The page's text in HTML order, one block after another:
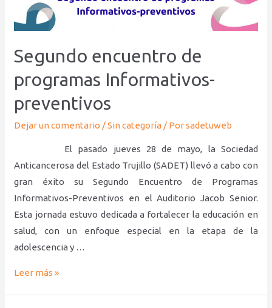
Segundo encuentro de
programas Informativos-
preventivos
Dejar un comentario /Sin categoría / Porsadetuweb
El pasado jueves 28 de mayo, la Sociedad
Anticancerosa del Estado Trujillo (SADET) llevó a cabo con
gran éxito su Segundo Encuentro de Programas
Informativos-Preventivos en el Auditorio Jacob Senior.
Esta jornada estuvo dedicada a fortalecer la educación en
salud, con un enfoque especial en la etapa de la
adolescencia y …
programas
preventivos
Leer más »